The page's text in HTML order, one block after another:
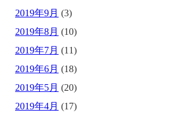
2019年9月 (3)
2019年8月 (10)
2019年7月 (11)
2019年6月 (18)
2019年5月 (20)
2019年4月 (17)